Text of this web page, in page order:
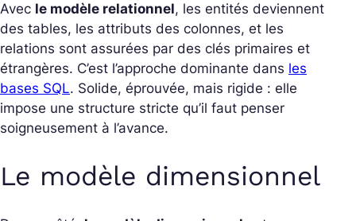
Avec le modèle relationnel, les entités deviennent
des tables, les attributs des colonnes, et les
relations sont assurées par des clés primaires et
étrangères. C’est l’approche dominante dans les
bases SQL. Solide, éprouvée, mais rigide : elle
impose une structure stricte qu’il faut penser
soigneusement à l’avance.
Le modèle dimensionnel